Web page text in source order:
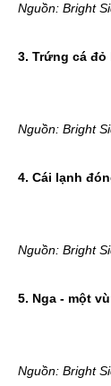
Nguồn: Bright
3. Trứng cá
Nguồn: Bright
4. Cái lạnh
Nguồn: Bright
5. Nga - một
Nguồn: Bright